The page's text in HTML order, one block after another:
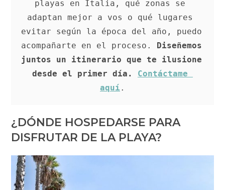
playas en Italia, qué zonas se
adaptan mejor a vos o qué lugares
evitar según la época del año, puedo
acompañarte en el proceso. Diseñemos
juntos un itinerario que te ilusione
desde el primer día.
Contáctame
aquí .
¿DÓNDE HOSPEDARSE PARA
DISFRUTAR DE LA PLAYA?